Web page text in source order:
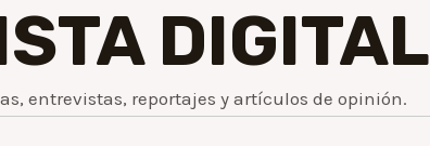
DIGITAL
entrevistas, reportajes y artículos de opinión.